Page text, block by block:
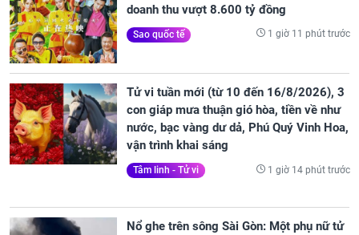
doanh thu vượt 8.600 tỷ đồng
Sao quốc tế 1 giờ 11 phút trước
Tử vi tuần mới (từ 10 đến 16/8/2026), 3
con giáp mưa thuận gió hòa, tiền về như
nước, bạc vàng dư dả, Phú Quý Vinh Hoa,
vận trình khai sáng
Tâm linh - Tử vi 1 giờ 14 phút trước
Nổ ghe trên sông Sài Gòn: Một phụ nữ tử